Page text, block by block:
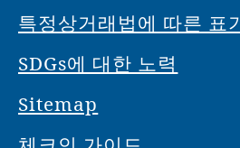
특정상거래법에 따른 표
SDGs에 대한 노력
Sitemap